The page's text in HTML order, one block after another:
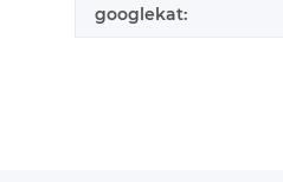
googlekat: